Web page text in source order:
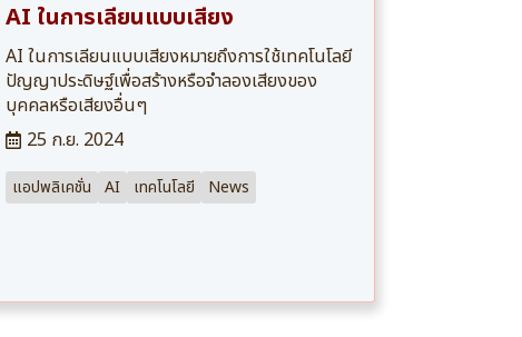
AI ในการเลียนแบบเสียง
AI ในการเลียนแบบเสียงหมายถึงการใช้เทคโนโลยี
ปัญญาประดิษฐ์เพื่อสร้างหรือจำลองเสียงของ
บุคคลหรือเสียงอื่นๆ
25 ก.ย. 2024
แอปพลิเคชั่น AI เทคโนโลยี News